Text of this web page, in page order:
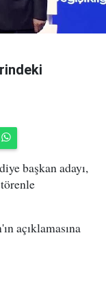
başkan adayı,
açıklamasına